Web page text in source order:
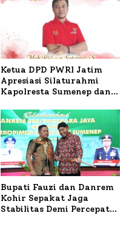
Ketua DPD PWRI Jatim
Apresiasi Silaturahmi
Kapolresta Sumenep dan
Ideal Polri-Pers
Bupati Fauzi dan Danrem
Kohir Sepakat Jaga
Stabilitas Demi Percepat